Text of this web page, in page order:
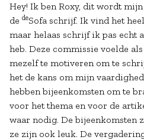
Hey! Ik ben Roxy, dit wordt
de deSofa schrijf. Ik vind het
maar helaas schrijf ik pas echt
heb. Deze commissie voelde
mezelf te motiveren om te
het de kans om mijn
hebben bijeenkomsten om te
voor het thema en voor de
waar nodig. De bijeenkomsten
ze zijn ook leuk. De